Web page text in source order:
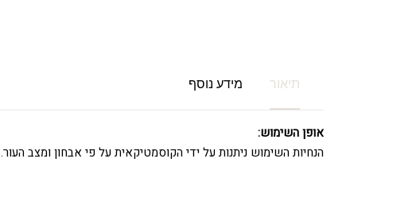
תיאור מידע נוסף
אופן השימוש:
הנחיות השימוש ניתנות על ידי הקוסמטיקאית על פי אבחון ומצב העור.